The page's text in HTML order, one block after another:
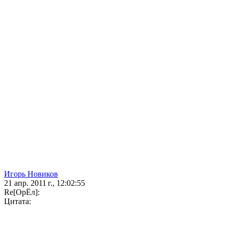
Игорь Новиков
21 апр. 2011 г., 12:02:55
Re[ОрЁл]:
Цитата: